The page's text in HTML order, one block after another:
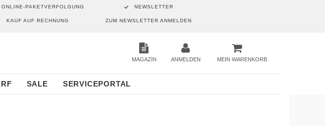
ONLINE-PAKETVERFOLGUNG
KAUF AUF RECHNUNG
NEWSLETTER
ZUM NEWSLETTER ANMELDEN
MAGAZIN ANMELDEN MEIN WARENKORB
SALE SERVICEPORTAL